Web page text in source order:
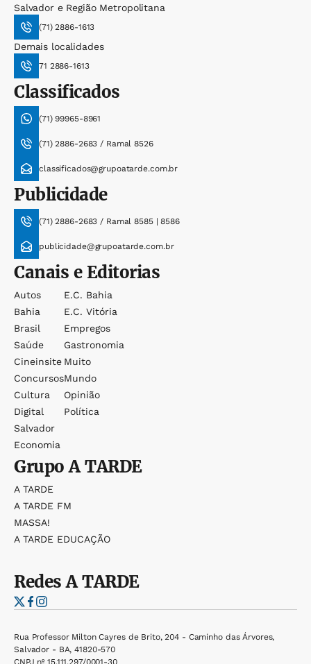
Salvador e Região Metropolitana
(71) 2886-1613
Demais localidades
71 2886-1613
Classificados
(71) 99965-8961
(71) 2886-2683 / Ramal 8526
classificados@grupoatarde.com.br
Publicidade
(71) 2886-2683 / Ramal 8585 | 8586
publicidade@grupoatarde.com.br
Canais e Editorias
Autos
Bahia
Brasil
Saúde
Cineinsite
Concursos
Cultura
Digital
Salvador
Economia
E.c. Bahia
E.c. Vitória
Empregos
Gastronomia
Muito
Mundo
Opinião
Política
GrupoA TARDE
A TARDE
A TARDE FM
MASSA!
A TARDE EDUCAÇÃO
RedesA TARDE
Rua Professor Milton Cayres de Brito, 204 - Caminho das Árvores,
Salvador - BA, 41820-570
CNPJ nº 15.111.297/0001-30